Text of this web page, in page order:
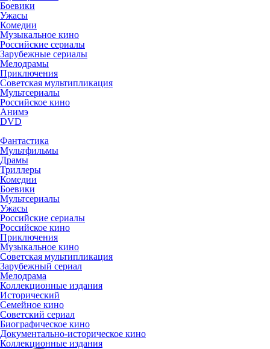
Боевики
Ужасы
Комедии
Музыкальное кино
Российские сериалы
Зарубежные сериалы
Мелодрамы
Приключения
Советская мультипликация
Мультсериалы
Российское кино
Анимэ
DVD
Фантастика
Мультфильмы
Драмы
Триллеры
Комедии
Боевики
Мультсериалы
Ужасы
Российские сериалы
Российское кино
Приключения
Музыкальное кино
Советская мультипликация
Зарубежный сериал
Мелодрама
Коллекционные издания
Исторический
Семейное кино
Советский сериал
Биографическое кино
Документально-историческое кино
Коллекционные издания